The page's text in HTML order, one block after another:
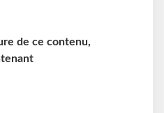
de ce contenu,